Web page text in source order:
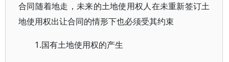
合同随着地走，未来的土地使用权人在未重新签订土
地使用权出让合同的情形下也必须受其约束
1.国有土地使用权的产生